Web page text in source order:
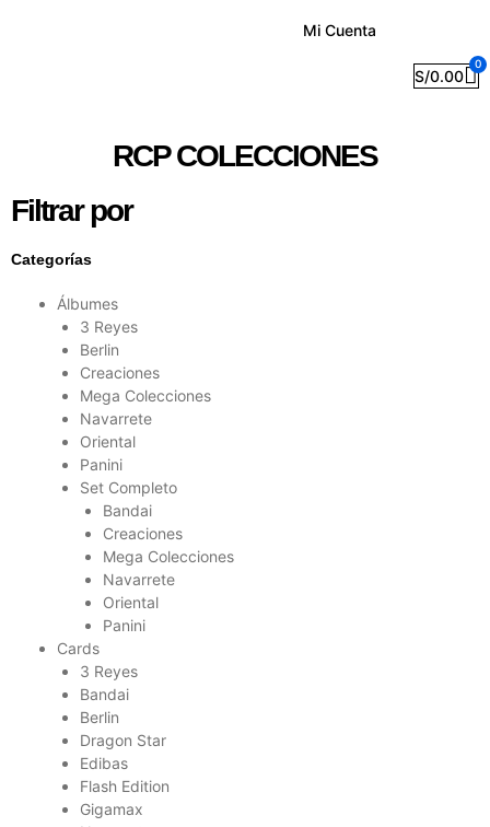
Mi Cuenta
S/0.00
0
RCP COLECCIONES
Filtrar por
Categorías
Álbumes
3 Reyes
Berlin
Creaciones
Mega Colecciones
Navarrete
Oriental
Panini
Set Completo
Bandai
Creaciones
Mega Colecciones
Navarrete
Oriental
Panini
Cards
3 Reyes
Bandai
Berlin
Dragon Star
Edibas
Flash Edition
Gigamax